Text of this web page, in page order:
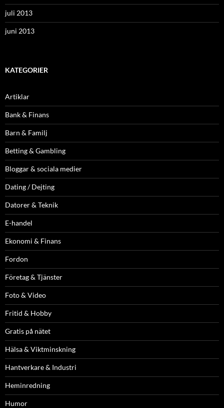
juli 2013
juni 2013
KATEGORIER
Artiklar
Bank & Finans
Barn & Familj
Betting & Gambling
Bloggar & sociala medier
Dating / Dejting
Datorer & Teknik
E-handel
Ekonomi & Finans
Fordon
Företag & Tjänster
Foto & Video
Fritid & Hobby
Gratis på nätet
Hälsa & Viktminskning
Hantverkare & Industri
Heminredning
Humor